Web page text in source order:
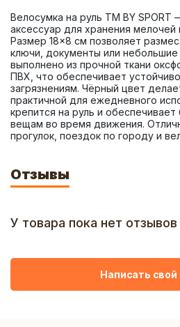
Велосумка на руль ТМ BY SPORT
аксессуар для хранения мелочей
Размер 18×8 см позволяет
ключи, документы или
выполнено из прочной ткани
ПВХ, что обеспечивает
загрязнениям. Чёрный цвет
практичной для ежедневного
крепится на руль и
вещам во время движения.
прогулок, поездок по городу и
Отзывы
У товара пока нет отзывов
Написать свой